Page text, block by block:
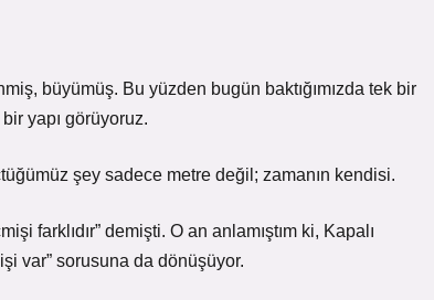
büyümüş. Bu yüzden bugün baktığımızda tek bir
yapı görüyoruz.
şey sadece metre değil; zamanın kendisi.
farklıdır” demişti. O an anlamıştım ki, Kapalı
var” sorusuna da dönüşüyor.